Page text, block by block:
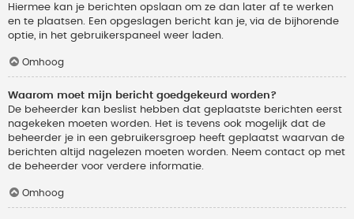
Hiermee kan je berichten opslaan om ze dan later af te werken
en te plaatsen. Een opgeslagen bericht kan je, via de bijhorende
optie, in het gebruikerspaneel weer laden.
Omhoog
Waarom moet mijn bericht goedgekeurd worden?
De beheerder kan beslist hebben dat geplaatste berichten eerst
nagekeken moeten worden. Het is tevens ook mogelijk dat de
beheerder je in een gebruikersgroep heeft geplaatst waarvan de
berichten altijd nagelezen moeten worden. Neem contact op met
de beheerder voor verdere informatie.
Omhoog